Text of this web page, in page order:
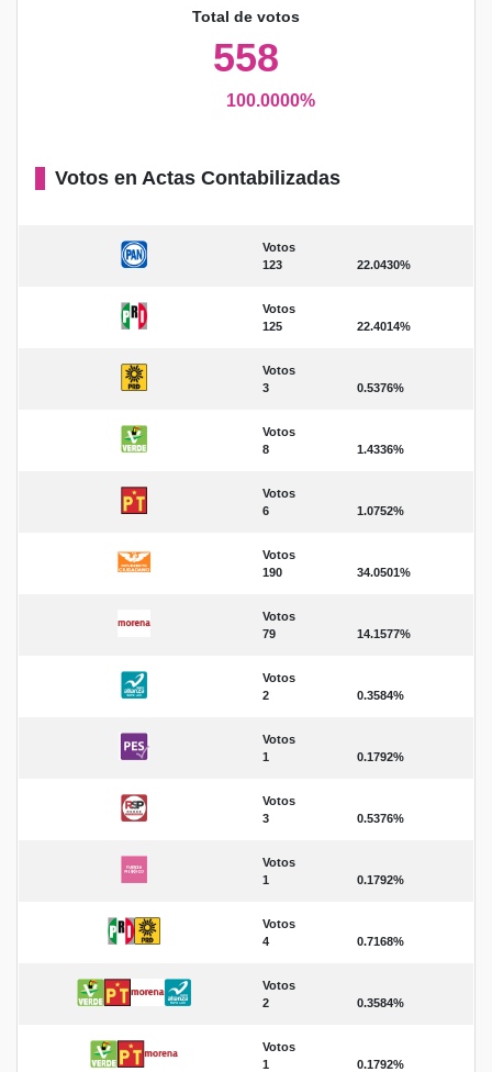
Total de votos
558
100.0000%
Votos en Actas Contabilizadas
Votos
123
22.0430%
Votos
125
22.4014%
Votos
3
0.5376%
Votos
8
1.4336%
Votos
6
1.0752%
Votos
190
34.0501%
Votos
79
14.1577%
Votos
2
0.3584%
Votos
1
0.1792%
Votos
3
0.5376%
Votos
1
0.1792%
Votos
4
0.7168%
Votos
2
0.3584%
Votos
1
0.1792%